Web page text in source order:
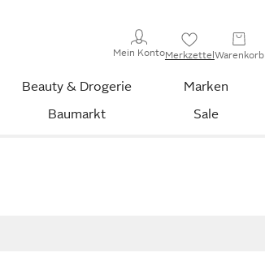
Mein KontoMerkzettelWarenkorb
Beauty & Drogerie
Marken
Baumarkt Sale